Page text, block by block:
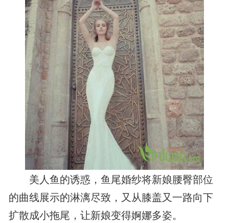
美人鱼的诱惑，鱼尾婚纱将新娘腰臀部位
的曲线展示的淋漓尽致，又从膝盖又一路向下
扩散成小拖尾，让新娘变得婀娜多姿。